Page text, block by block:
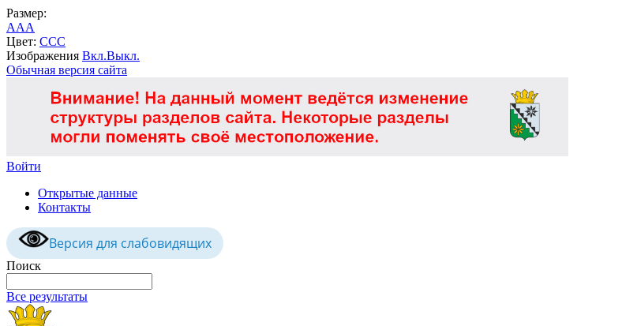
Размер:
AAA
Цвет: CCC
Изображения Вкл.Выкл.
Обычная версия сайта
Войти
Открытые данные
Контакты
Версия для слабовидящих
Поиск
Все результаты